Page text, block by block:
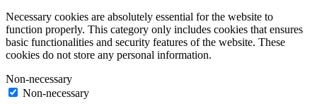
Necessary cookies are absolutely essential for the website to
function properly. This category only includes cookies that ensures
basic functionalities and security features of the website. These
cookies do not store any personal information.
Non-necessary
Non-necessary